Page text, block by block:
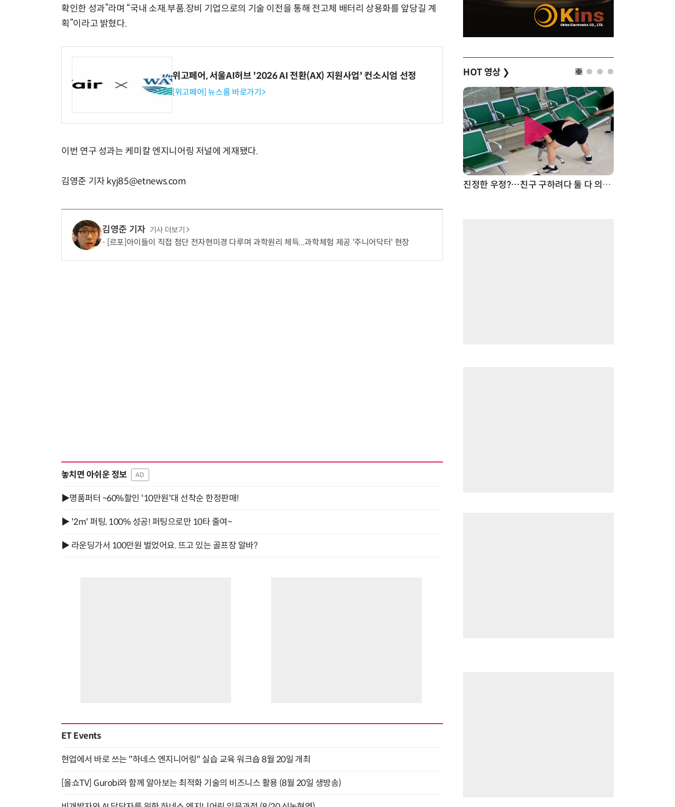
확인한 성과”라며 “국내 소재.부품.장비 기업으로의 기술 이전을 통해 전고체 배터리 상용화를 앞당길 계
획”이라고 밝혔다.
위고페어, 서울AI허브 '2026 AI 전환(AX) 지원사업' 컨소시엄 선정
[위고페어] 뉴스룸 바로가기>
이번 연구 성과는 케미칼 엔지니어링 저널에 게재됐다.
김영준 기자 kyj85@etnews.com
김영준 기자 기사 더보기
[르포]아이들이 직접 첨단 전자현미경 다루며 과학원리 체득...과학체험 제공 '주니어닥터' 현장
놓치면 아쉬운 정보 AD
▶명품퍼터 ~60%할인 '10만원'대 선착순 한정판매!
▶ '2m' 퍼팅, 100% 성공! 퍼팅으로만 10타 줄여~
▶ 라운딩가서 100만원 벌었어요. 뜨고 있는 골프장 알바?
ET Events
현업에서 바로 쓰는 "하네스 엔지니어링" 실습 교육 워크숍 8월 20일 개최
[올쇼TV] Gurobi와 함께 알아보는 최적화 기술의 비즈니스 활용 (8월 20일 생방송)
HOT 영상 ❯
진정한 우정?…친구 구하려다 둘 다 의자 틈에 목이 낀 순간